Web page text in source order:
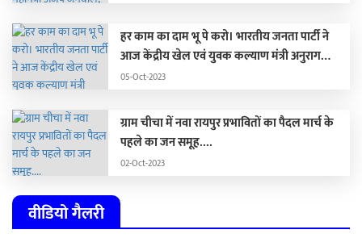
हर काम का दाम भू पे करो। भारतीय जनता पार्टी ने
आज केंद्रीय खेल एवं युवक कल्याण मंत्री अनुराग
ठाकुर की पत्रवार्ता में भ्रष्टाचार स्कैनर लॉन्च किया। इस
बीजेपी जन-जन तक पहुंचाएगी।
05-Oct-2023
ग्राम चीचा में नवा रायपुर प्रभावितों का पैदल मार्च के
पहले का जन समूह....
02-Oct-2023
वीडियो गैलरी